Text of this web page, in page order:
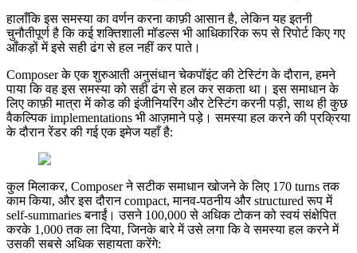
हालाँकि इस समस्या का वर्णन करना काफ़ी आसान है, लेकिन यह इतनी
चुनौतीपूर्ण है कि कई शक्तिशाली मॉडल्स भी आधिकारिक रूप से रिपोर्ट किए गए
आँकड़ों में इसे सही ढंग से हल नहीं कर पाते।
Composer के एक शुरुआती अनुसंधान चेकपॉइंट की टेस्टिंग के दौरान, हमने
पाया कि वह इस समस्या को सही ढंग से हल कर सकता था। इस समाधान के
लिए काफ़ी मात्रा में कोड की इंजीनियरिंग और टेस्टिंग करनी पड़ी, साथ ही कुछ
वैकल्पिक implementations भी आज़माने पड़े। समस्या हल करने की प्रक्रिया
के दौरान रेंडर की गई एक इमेज यहाँ है:
कुल मिलाकर, Composer ने सटीक समाधान खोजने के लिए 170 turns तक
काम किया, और इस दौरान compact, मानव-पठनीय और structured रूप में
self-summaries बनाईं। उसने 100,000 से अधिक टोकन को स्वयं संक्षेपित
करके 1,000 तक ला दिया, जिनके बारे में उसे लगा कि वे समस्या हल करने में
उसकी सबसे अधिक सहायता करेंगे: